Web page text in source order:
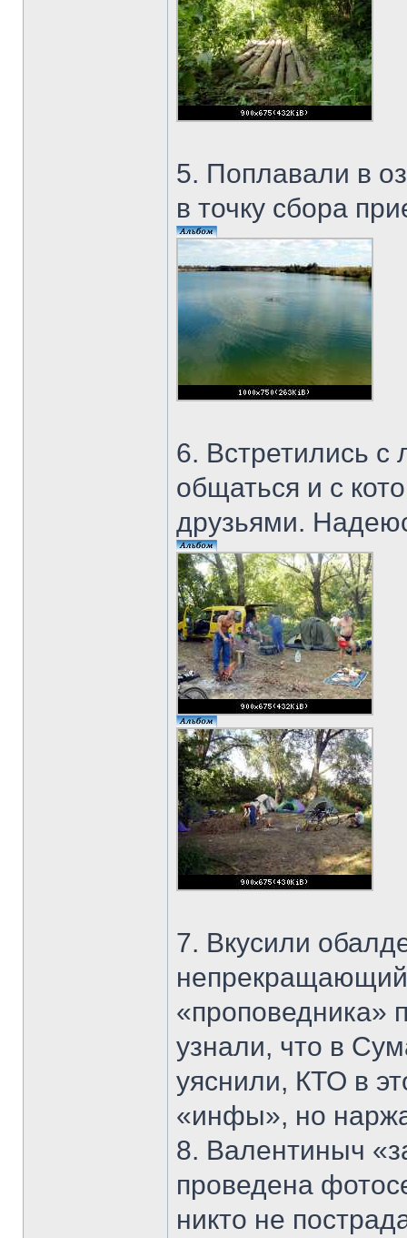
5. Поплавали в
в точку сбора
6. Встретились
общаться и с
друзьями.
7. Вкусили
«проповедника»
узнали, что в
уяснили, КТО в
«инфы», но
8. Валентиныч
проведена
никто не